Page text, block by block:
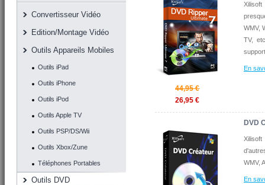
44,95 €
26,95 €
WMV,
TV,
En
DVD
WMV,
En
Convertisseur Vidéo
Edition/Montage Vidéo
Outils Appareils Mobiles
Outils iPad
Outils iPhone
Outils iPod
Outils Apple TV
Outils PSP/DS/Wii
Outils Xbox/Zune
Téléphones Portables
Outils DVD